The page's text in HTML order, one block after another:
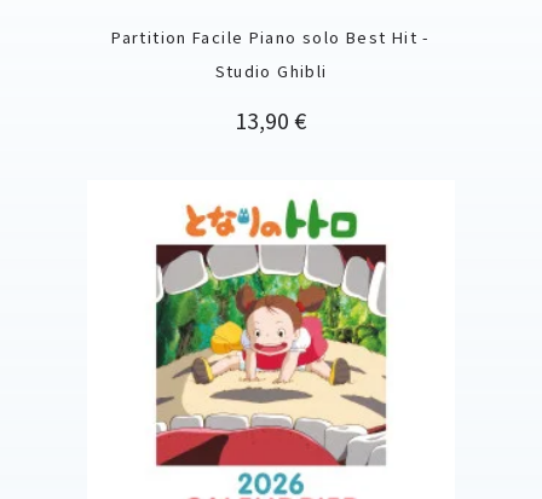
Partition Facile Piano solo Best Hit -
Studio Ghibli
Precio
13,90 €